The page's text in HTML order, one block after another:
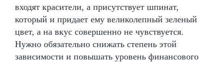
входят красители, а присутствует шпинат,
который и придает ему великолепный зеленый
цвет, а на вкус совершенно не чувствуется.
Нужно обязательно снижать степень этой
зависимости и повышать уровень финансового